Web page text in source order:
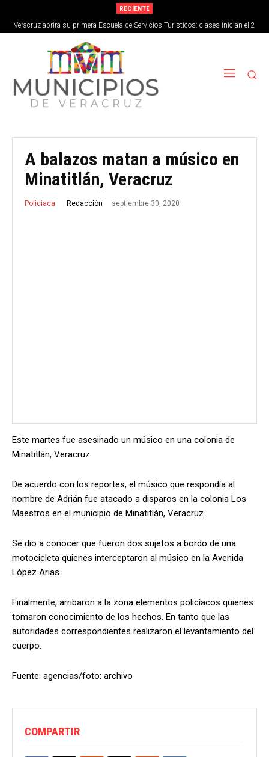
RECIENTE
Veracruz abrirá su primera Escuela de Servicios Turísticos: clases inician el 2
de septiembre
A balazos matan a músico en
Minatitlán, Veracruz
Policiaca Redacción septiembre 30, 2020
Este martes fue asesinado un músico en una colonia de
Minatitlán, Veracruz.
De acuerdo con los reportes, el músico que respondía al
nombre de Adrián fue atacado a disparos en la colonia Los
Maestros en el municipio de Minatitlán, Veracruz.
Se dio a conocer que fueron dos sujetos a bordo de una
motocicleta quienes interceptaron al músico en la Avenida
López Arias.
Finalmente, arribaron a la zona elementos policíacos quienes
tomaron conocimiento de los hechos. En tanto que las
autoridades correspondientes realizaron el levantamiento del
cuerpo.
Fuente: agencias/foto: archivo
COMPARTIR